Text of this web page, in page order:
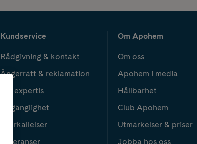
Kundservice
Rådgivning & kontakt
Ångerrätt & reklamation
Vår expertis
Tillgänglighet
Återkallelser
Leveranser
Om Apohem
Om oss
Apohem i media
Hållbarhet
Club Apohem
Utmärkelser & priser
Jobba hos oss